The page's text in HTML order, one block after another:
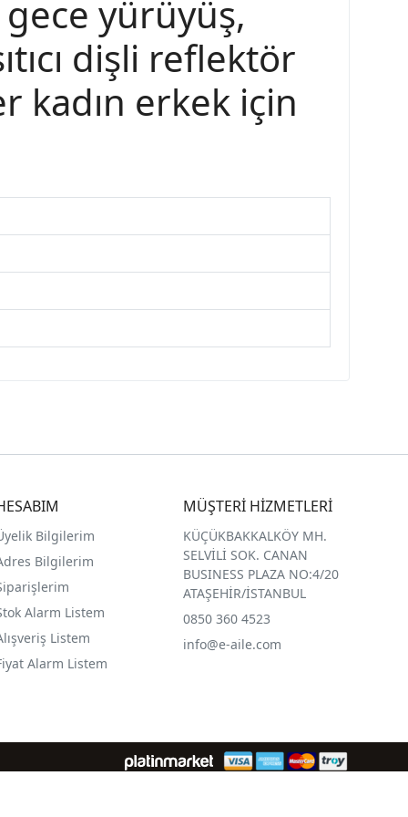
yürüyüş,
dişli reflektör
kadın erkek için
Bilgilerim
Bilgilerim
Alarm Listem
Listem
Alarm Listem
MÜŞTERİ HİZMETLERİ
KÜÇÜKBAKKALKÖY MH.
SELVİLİ SOK. CANAN
BUSINESS PLAZA NO:4/20
ATAŞEHİR/İSTANBUL
0850 360 4523
info@e-aile.com